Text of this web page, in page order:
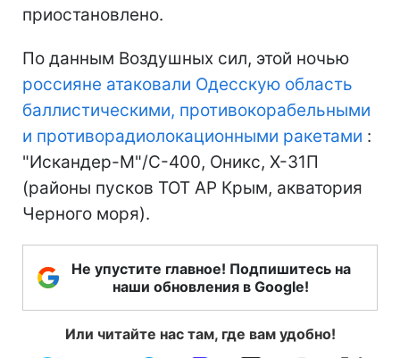
приостановлено.
По данным Воздушных сил, этой ночью
россияне атаковали Одесскую область
баллистическими, противокорабельными
и противорадиолокационными ракетами :
"Искандер-М"/С-400, Оникс, Х-31П
(районы пусков ТОТ АР Крым, акватория
Черного моря).
Не упустите главное! Подпишитесь на
наши обновления в Google!
Или читайте нас там, где вам удобно!